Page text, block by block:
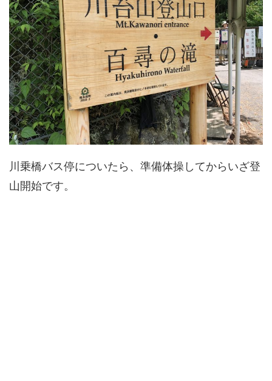
川乗橋バス停についたら、準備体操してからいざ登
山開始です。